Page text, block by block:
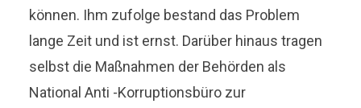
können. Ihm zufolge bestand das Problem
lange Zeit und ist ernst. Darüber hinaus tragen
selbst die Maßnahmen der Behörden als
National Anti -Korruptionsbüro zur